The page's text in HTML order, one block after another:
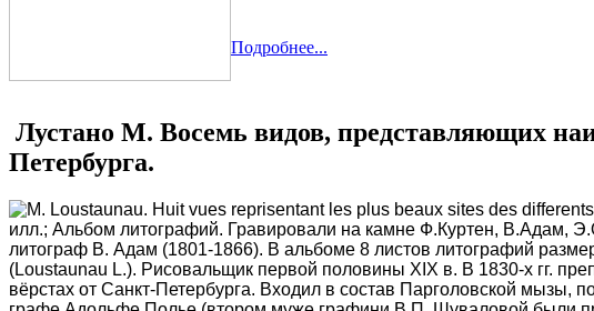
Подробнее...
Лустано М. Восемь видов, представляющих
Петербурга.
M. Loustaunau. Huit vues reprisentant les plus beaux sites des
илл.; Альбом литографий. Гравировали на камне Ф.Куртен, В.Адам,
литограф В. Адам (1801-1866). В альбоме 8 листов литографий
(Loustaunau L.). Рисовальщик первой половины XIX в. В 1830-х гг.
вёрстах от Санкт-Петербурга. Входил в состав Парголовской